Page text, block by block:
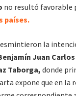
no resultó favorable
países.
la
Juan
Taborga, donde
expone que en la